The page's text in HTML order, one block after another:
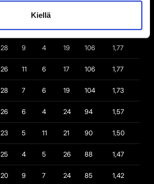
Kiellä
31 6 7 16 112 1,87
28 9 4 19 106 1,77
26 11 6 17 106 1,77
28 7 6 19 104 1,73
26 6 4 24 94 1,57
23 5 11 21 90 1,50
25 4 5 26 88 1,47
20 9 7 24 85 1,42